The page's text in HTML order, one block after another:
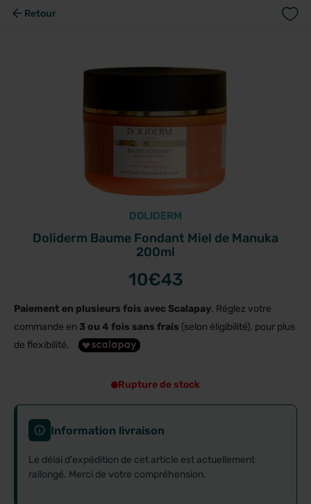
Retour
DOLIDERM
Doliderm Baume Fondant Miel de Manuka
200ml
10€43
Paiement en plusieurs fois avec Scalapay. Réglez votre
commande en 3 ou 4 fois sans frais (selon éligibilité), pour plus
de flexibilité.
Rupture de stock
Information livraison
Le délai d'expédition de cet article est actuellement
rallongé. Merci de votre compréhension.